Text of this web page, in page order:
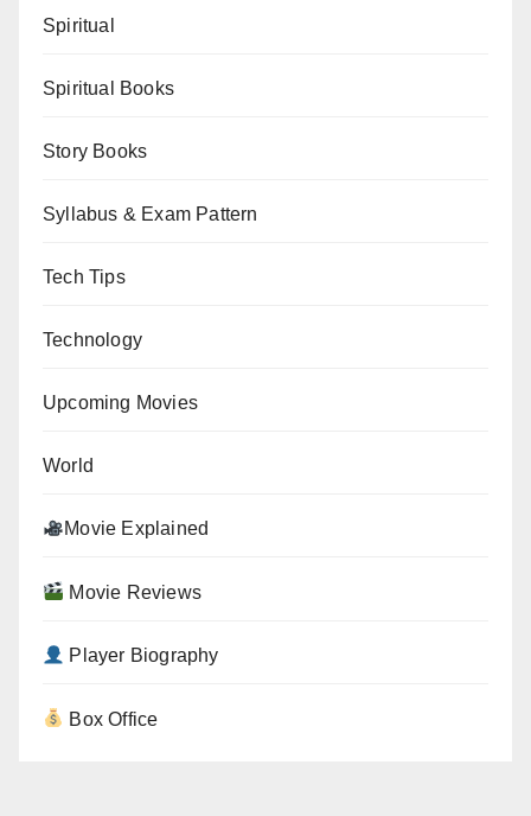
Spiritual
Spiritual Books
Story Books
Syllabus & Exam Pattern
Tech Tips
Technology
Upcoming Movies
World
Movie Explained
Movie Reviews
Player Biography
Box Office